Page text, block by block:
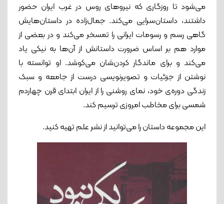
می‌شود تا روزگاری که نیروهای روس در غرب ایران حضور
داشتند، داستان‌سرایی می‌کند. جمال‌زاده در داستان‌هایش
گاهی رسم و رسومات ایرانی را تمسخر می‌کند و در بعضی از
موارد هم بر اساس ضرورت داستانش از آن‌ها به نیکی یاد
می‌کند و برای ماندگار کردن‌شان می‌کوشد. او توانسته با
نوشتن از جزئیات و تصویرنویسی درست از جامعه و سبک
زندگی دوره‌‌ی خود، نمای روشنی را از ایران ابتدای قرن چهاردم
شمسی برای مخاطب امروزی ترسیم کند.
این مجموعه داستان را می‌توانید از نشر علم تهیه کنید.